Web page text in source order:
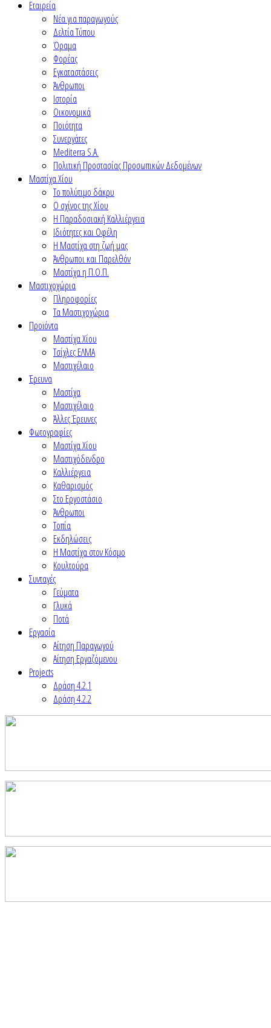
Εταιρεία
Νέα για παραγωγούς
Δελτία Τύπου
Όραμα
Φορέας
Εγκαταστάσεις
Άνθρωποι
Ιστορία
Οικονομικά
Ποιότητα
Συνεργάτες
Mediterra S.A.
Πολιτική Προστασίας Προσωπικών Δεδομένων
Μαστίχα Χίου
Το πολύτιμο δάκρυ
Ο σχίνος της Χίου
Η Παραδοσιακή Καλλιέργεια
Ιδιότητες και Οφέλη
Η Μαστίχα στη ζωή μας
Άνθρωποι και Παρελθόν
Μαστίχα η Π.Ο.Π.
Μαστιχοχώρια
Πληροφορίες
Τα Μαστιχοχώρια
Προϊόντα
Μαστίχα Χίου
Τσίχλες ΕΛΜΑ
Μαστιχέλαιο
Έρευνα
Μαστίχα
Μαστιχέλαιο
Άλλες Έρευνες
Φωτογραφίες
Μαστίχα Χίου
Μαστιχόδενδρο
Καλλιέργεια
Καθαρισμός
Στο Εργοστάσιο
Άνθρωποι
Τοπία
Εκδηλώσεις
Η Μαστίχα στον Κόσμο
Κουλτούρα
Συνταγές
Γεύματα
Γλυκά
Ποτά
Εργασία
Αίτηση Παραγωγού
Αίτηση Εργαζόμενου
Projects
Δράση 4.2.1
Δράση 4.2.2